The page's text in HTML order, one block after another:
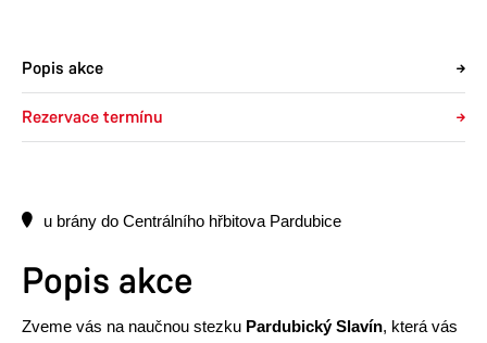
Město
Popis akce
Rezervace termínu
u brány do Centrálního hřbitova Pardubice
Popis akce
Zveme vás na naučnou stezku Pardubický Slavín, která vás